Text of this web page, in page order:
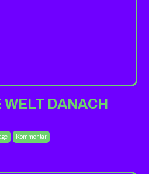
WELT DANACH
Kommentar